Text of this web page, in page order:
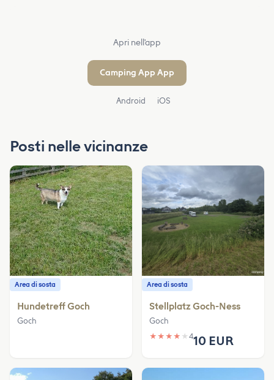
Apri nell'app
Camping App App
Android iOS
Posti nelle vicinanze
Area di sosta
Hundetreff Goch
Goch
Area di sosta
Stellplatz Goch-Ness
Goch
★ ★ ★ ★ ★ 410 EUR